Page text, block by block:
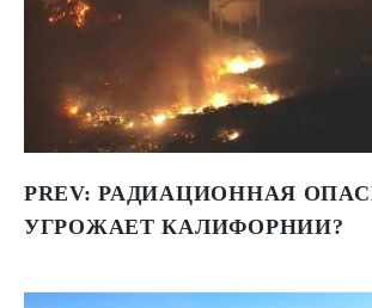
PREV: РАДИАЦИОННАЯ
УГРОЖАЕТ КАЛИФОРНИИ?